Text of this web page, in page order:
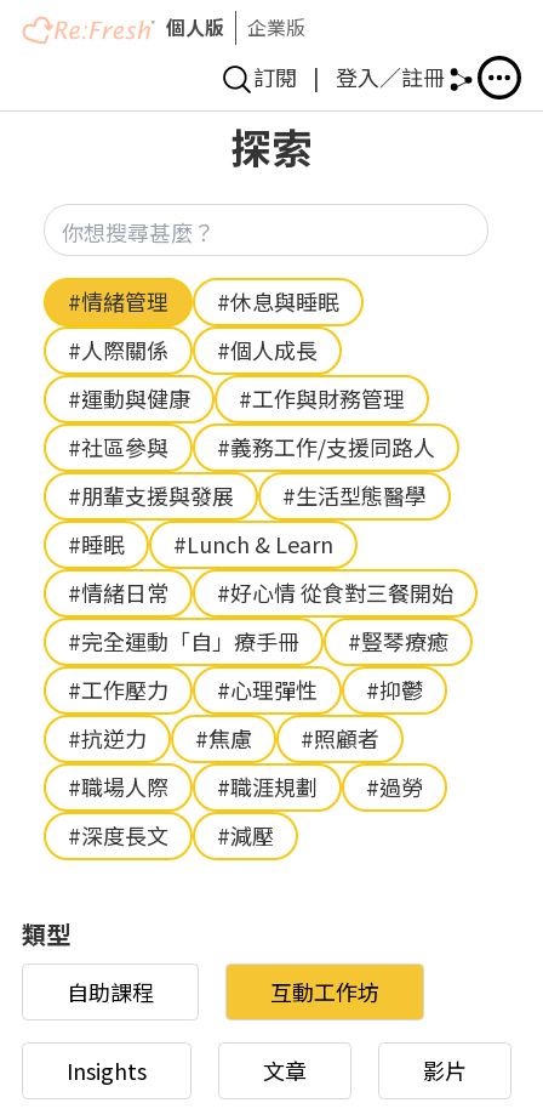
移
個人版 企業版
訂閱 | 登入／註冊
探索
Hashtag
#情緒管理
#休息與睡眠
#人際關係
#個人成長
#運動與健康
#工作與財務管理
#社區參與
#義務工作/支援同路人
#朋輩支援與發展
#生活型態醫學
#睡眠
#Lunch & Learn
#情緒日常
#好心情 從食對三餐開始
#完全運動「自」療手冊
#豎琴療癒
#工作壓力
#心理彈性
#抑鬱
#抗逆力
#焦慮
#照顧者
#職場人際
#職涯規劃
#過勞
#深度長文
#減壓
類型
自助課程 互動工作坊
Insights 文章 影片